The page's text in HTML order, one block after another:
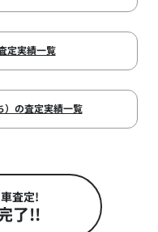
定実績一覧
）の査定実績一覧
査定!
了!!